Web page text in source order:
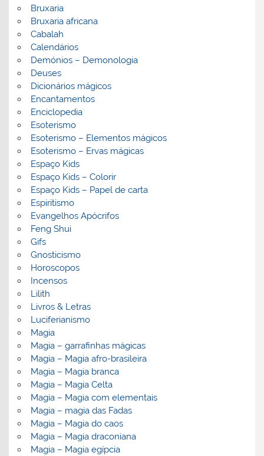
Bruxaria
Bruxaria africana
Cabalah
Calendários
Demónios – Demonologia
Deuses
Dicionários mágicos
Encantamentos
Enciclopedia
Esoterismo
Esoterismo – Elementos mágicos
Esoterismo – Ervas mágicas
Espaço Kids
Espaço Kids – Colorir
Espaço Kids – Papel de carta
Espiritismo
Evangelhos Apócrifos
Feng Shui
Gifs
Gnosticismo
Horoscopos
Incensos
Lilith
Livros & Letras
Luciferianismo
Magia
Magia – garrafinhas mágicas
Magia – Magia afro-brasileira
Magia – Magia branca
Magia – Magia Celta
Magia – Magia com elementais
Magia – magia das Fadas
Magia – Magia do caos
Magia – Magia draconiana
Magia – Magia egípcia